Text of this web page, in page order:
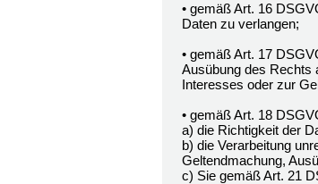
• gemäß Art. 16
Daten zu verlangen;
• gemäß Art. 17
Ausübung des Rechts
Interesses oder zur
• gemäß Art. 18
a) die Richtigkeit der
b) die Verarbeitung
Geltendmachung,
c) Sie gemäß Art. 21